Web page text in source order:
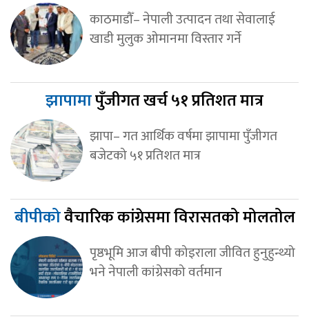
काठमाडौँ– नेपाली उत्पादन तथा सेवालाई
खाडी मुलुक ओमानमा विस्तार गर्ने
झापामापुँजीगत खर्च ५१ प्रतिशत मात्र
झापा– गत आर्थिक वर्षमा झापामा पुँजीगत
बजेटको ५१ प्रतिशत मात्र
बीपीकोवैचारिक कांग्रेसमा विरासतको मोलतोल
पृष्ठभूमि आज बीपी कोइराला जीवित हुनुहुन्थ्यो
भने नेपाली कांग्रेसको वर्तमान